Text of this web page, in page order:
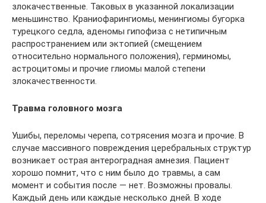
злокачественные. Таковых в указанной локализации
меньшинство. Краниофарингиомы, менингиомы бугорка
турецкого седла, аденомы гипофиза с нетипичным
распространением или эктопией (смещением
относительно нормального положения), герминомы,
астроцитомы и прочие глиомы малой степени
злокачественности.
Травма головного мозга
Ушибы, переломы черепа, сотрясения мозга и прочие. В
случае массивного повреждения церебральных структур
возникает острая антероградная амнезия. Пациент
хорошо помнит, что с ним было до травмы, а сам
момент и события после — нет. Возможны провалы.
Каждый день или каждые несколько дней. В ходе